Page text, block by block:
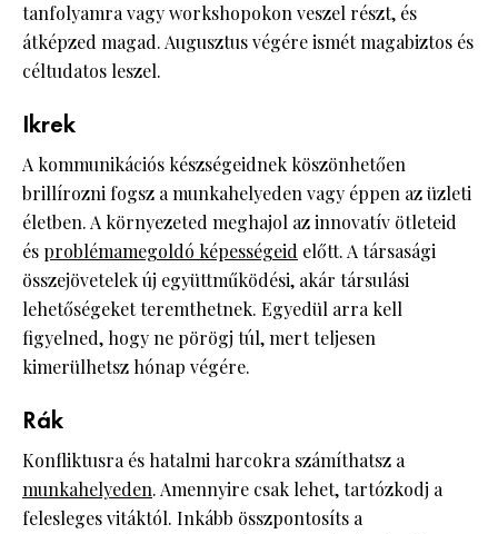
tanfolyamra vagy workshopokon veszel részt, és
átképzed magad. Augusztus végére ismét magabiztos és
céltudatos leszel.
Ikrek
A kommunikációs készségeidnek köszönhetően
brillírozni fogsz a munkahelyeden vagy éppen az üzleti
életben. A környezeted meghajol az innovatív ötleteid
és problémamegoldó képességeid előtt. A társasági
összejövetelek új együttműködési, akár társulási
lehetőségeket teremthetnek. Egyedül arra kell
figyelned, hogy ne pörögj túl, mert teljesen
kimerülhetsz hónap végére.
Rák
Konfliktusra és hatalmi harcokra számíthatsz a
munkahelyeden. Amennyire csak lehet, tartózkodj a
felesleges vitáktól. Inkább összpontosíts a